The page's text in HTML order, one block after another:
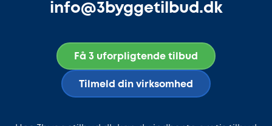
info@3byggetilbud.dk
Få 3 uforpligtende tilbud
Tilmeld din virksomhed